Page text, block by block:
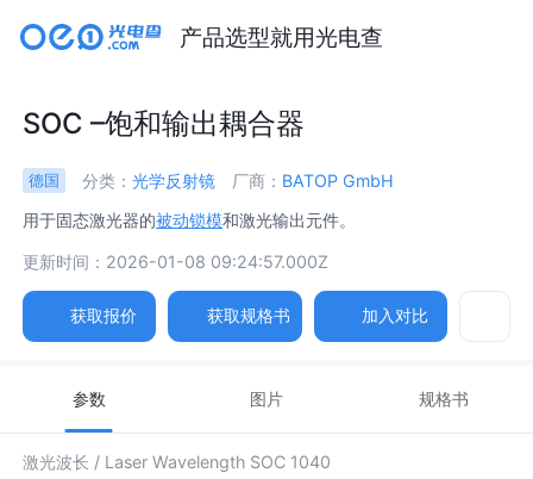
产品选型就用光电查
SOC –饱和输出耦合器
德国 分类： 光学反射镜 厂商： BATOP GmbH
用于固态激光器的被动锁模和激光输出元件。
更新时间：2026-01-08 09:24:57.000Z
获取报价 获取规格书 加入对比
参数 图片 规格书
激光波长 / Laser Wavelength SOC 1040